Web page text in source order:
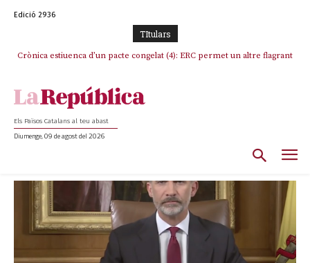
Edició 2936
TItulars
Crònica estiuenca d’un pacte congelat (4): ERC permet un altre flagrant
Els Països Catalans al teu abast
Diumenge, 09 de agost del 2026